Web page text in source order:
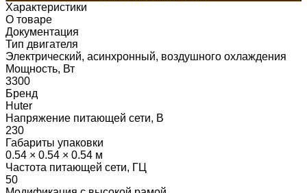
Характеристики
О товаре
Документация
Тип двигателя
Электрический, асинхронный, воздушного охлаждения
Мощность, Вт
3300
Бренд
Huter
Напряжение питающей сети, В
230
Габариты упаковки
0.54 × 0.54 × 0.54 м
Частота питающей сети, ГЦ
50